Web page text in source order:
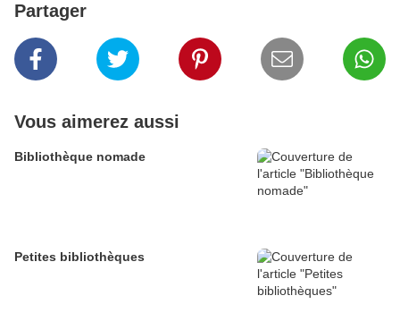
Partager
Vous aimerez aussi
Bibliothèque nomade
Petites bibliothèques